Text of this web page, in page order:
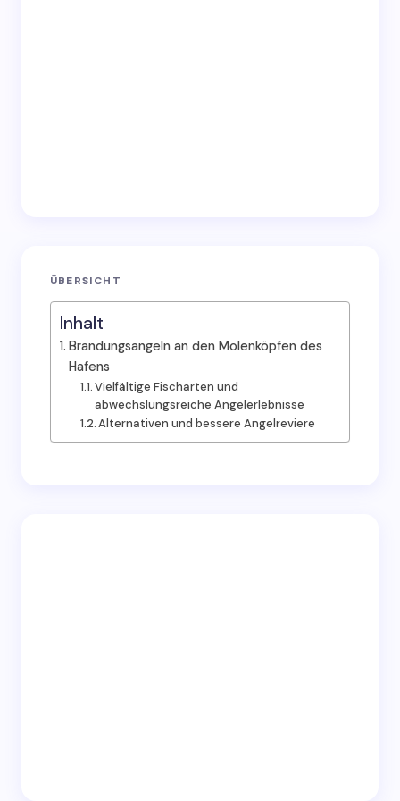
ÜBERSICHT
Inhalt
Brandungsangeln an den Molenköpfen des
Hafens
Vielfältige Fischarten und
abwechslungsreiche Angelerlebnisse
Alternativen und bessere Angelreviere